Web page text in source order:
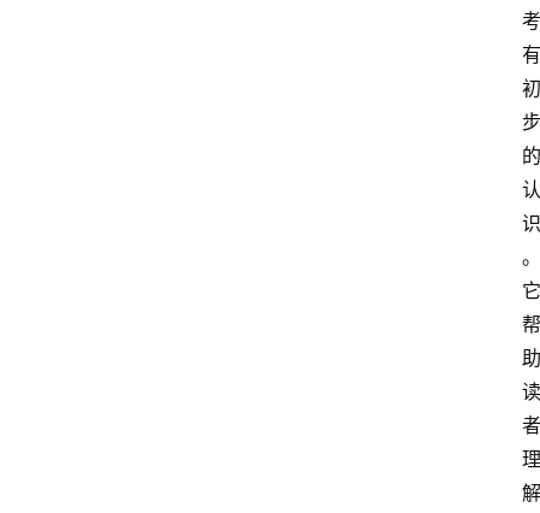
考
有
初
步
的
认
识
。
它
帮
助
读
者
理
解